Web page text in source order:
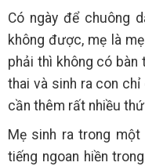
Có ngày để chuông
không được, mẹ là
phải thì không có bàn
thai và sinh ra con
cần thêm rất nhiều
Mẹ sinh ra trong
tiếng ngoan hiền